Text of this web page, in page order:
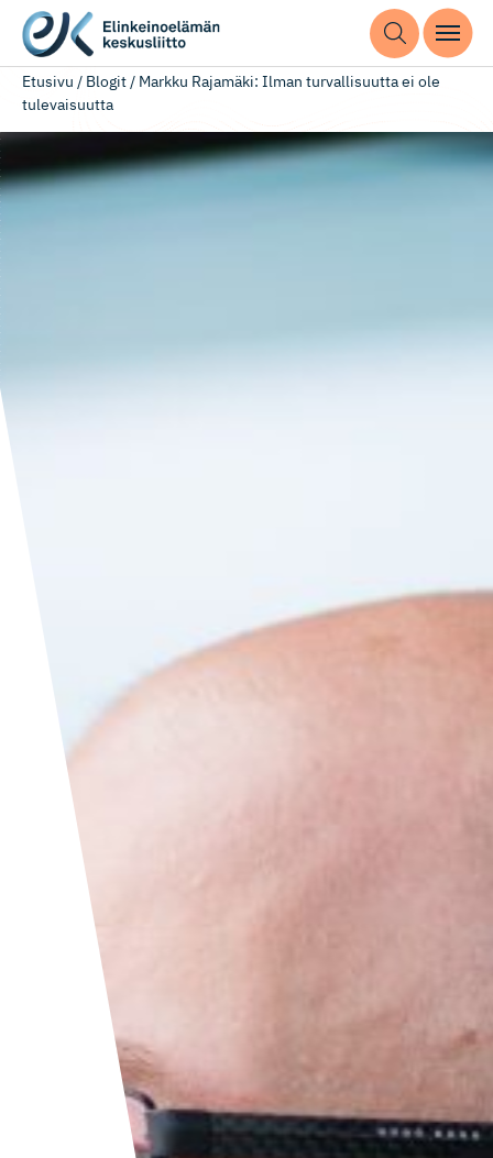
Etusivu / Blogit/ Markku Rajamäki: Ilman turvallisuutta ei ole
tulevaisuutta